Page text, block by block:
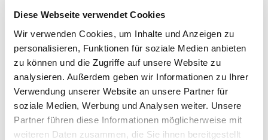
Diese Webseite verwendet Cookies
Wir verwenden Cookies, um Inhalte und Anzeigen zu
personalisieren, Funktionen für soziale Medien anbieten
zu können und die Zugriffe auf unsere Website zu
analysieren. Außerdem geben wir Informationen zu Ihrer
Verwendung unserer Website an unsere Partner für
soziale Medien, Werbung und Analysen weiter. Unsere
Partner führen diese Informationen möglicherweise mit
weiteren Daten zusammen, die Sie ihnen bereitgestellt
Heilpraktiker in München – neue
Adresse ab 15.3.2026 Pettenkoferstr.
10A
und Freising
Bitte beachten Sie, dass die Praxis in München ab sofort
in derPettenkoferstr.10Aliegt. Anfahrt auch über die
Haltestelle Sendlinger Tor.